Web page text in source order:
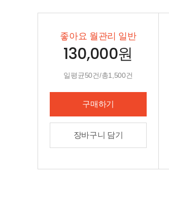
좋아요 월관리 일반
130,000원
일평균50건/총1,500건
구매하기
장바구니 담기